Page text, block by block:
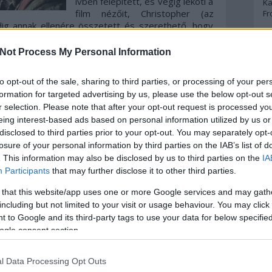
Process My Personal Information
opt-out of the sale, sharing to third parties, or processing of your
for targeted advertising by us, please use the below opt-out
selection. Please note that after your opt-out request is processed
interest-based ads based on personal information utilized by us
to third parties prior to your opt-out. You may separately
of your personal information by third parties on the IAB’s list of
This information may also be disclosed by us to third parties on the
Participants that may further disclose it to other third parties.
that this website/app uses one or more Google services and may
but not limited to your visit or usage behaviour. You may
to Google and its third-party tags to use your data for below
consent section.
Data Processing Opt Outs
film nézőit, Christopher (az
annak ellenére összetett és szerethető, hogy
rendezése, mely tükörképet tart az emberiség
használni akarja az idegeneket és azok
amely garantáltan még évekig élni fog a
akció dráma
filmkritikák